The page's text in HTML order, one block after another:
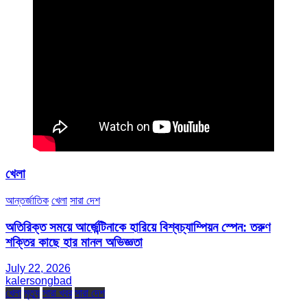
খেলা
আন্তর্জাতিক খেলা সারা দেশ
অতিরিক্ত সময়ে আর্জেন্টিনাকে হারিয়ে বিশ্বচ্যাম্পিয়ন স্পেন: তরুণ
শক্তির কাছে হার মানল অভিজ্ঞতা
July 22, 2026
kalersongbad
খেলা মৃত্যু সারা খবর সারা দেশ